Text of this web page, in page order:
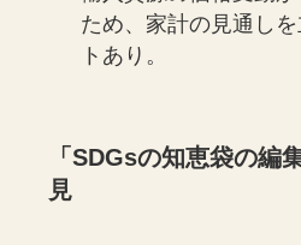
ため、家計の見通し
トあり。
「SDGsの知恵袋の編
見